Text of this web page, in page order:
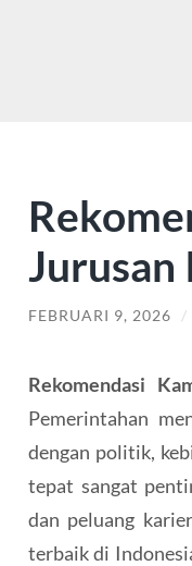
Jurusan
FEBRUARI 9, 2026 /
Rekomendasi
Pemerintahan
dengan politik,
tepat sangat
dan peluang
terbaik di